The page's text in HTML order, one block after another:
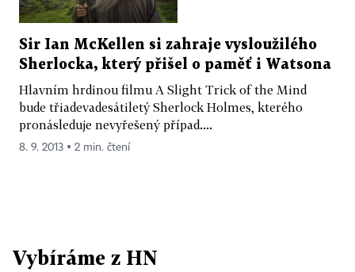
Sir Ian McKellen si zahraje vysloužilého
Sherlocka, který přišel o paměť i Watsona
Hlavním hrdinou filmu A Slight Trick of the Mind
bude třiadevadesátiletý Sherlock Holmes, kterého
pronásleduje nevyřešený případ....
8. 9. 2013 ▪ 2 min. čtení
Vybíráme z HN